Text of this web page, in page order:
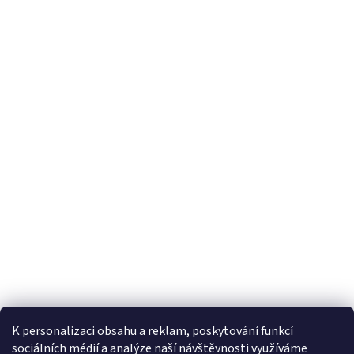
K personalizaci obsahu a reklam, poskytování funkcí
sociálních médií a analýze naší návštěvnosti využíváme